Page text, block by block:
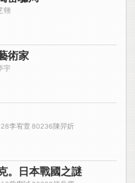
翎
術家
宇
李宥萱 80236陳羿妡
。日本戰國之謎